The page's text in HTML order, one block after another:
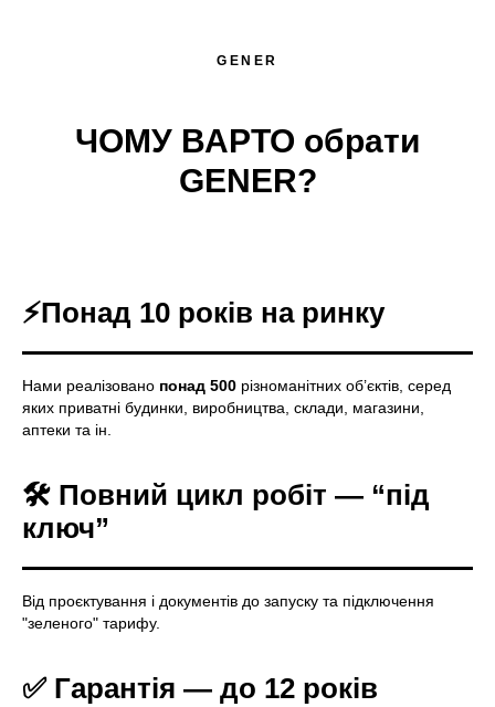
GENER
ЧОМУ ВАРТО обрати
GENER?
⚡Понад 10 років на ринку
Нами реалізовано понад 500 різноманітних об’єктів, серед
яких приватні будинки, виробництва, склади, магазини,
аптеки та ін.
🛠️ Повний цикл робіт — “під
ключ”
Від проєктування і документів до запуску та підключення
"зеленого" тарифу.
✅ Гарантія — до 12 років